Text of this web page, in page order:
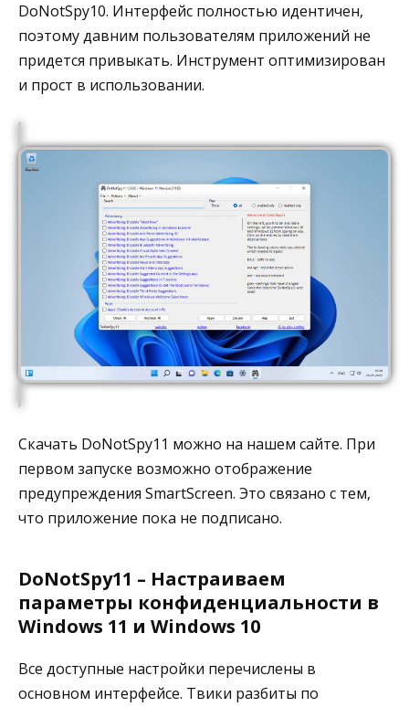
DoNotSpy10. Интерфейс полностью идентичен,
поэтому давним пользователям приложений не
придется привыкать. Инструмент оптимизирован
и прост в использовании.
Скачать DoNotSpy11 можно на нашем сайте. При
первом запуске возможно отображение
предупреждения SmartScreen. Это связано с тем,
что приложение пока не подписано.
DoNotSpy11 – Настраиваем
параметры конфиденциальности в
Windows 11 и Windows 10
Все доступные настройки перечислены в
основном интерфейсе. Твики разбиты по